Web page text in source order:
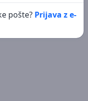
pošte? Prijava z e-